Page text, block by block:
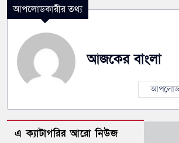
আপলোডকারীর তথ্য
আজকের বাংলা
এ ক্যাটাগরির আরো নিউজ